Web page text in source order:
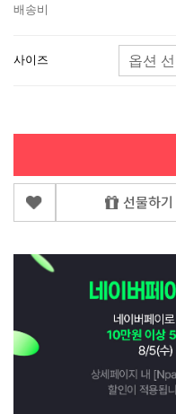
배송비
사이즈
선물하기